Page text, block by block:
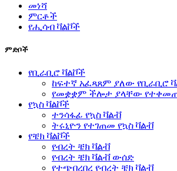
መነሻ
ምርቶች
የሒሳብ ቫልቮች
ምድቦች
የቢራቢሮ ቫልቮች
ከፍተኛ አፈጻጸም ያለው የቢራቢሮ
የመቋቋም ችሎታ ያላቸው የተቀመጡ
የኳስ ቫልቮች
ተንሳፋፊ የኳስ ቫልቭ
ትሩኒዮን የተገጠመ የኳስ ቫልቭ
የቼክ ቫልቮች
የብረት ቼክ ቫልቭ
የብረት ቼክ ቫልቭ ውሰድ
የተጭበረበረ የብረት ቼክ ቫልቭ